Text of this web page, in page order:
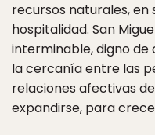
recursos naturales, en
hospitalidad. San
interminable, digno
la cercanía entre las
relaciones afectivas
expandirse, para